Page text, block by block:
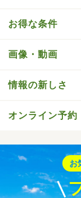
お得な条件
画像・動画
情報の新しさ
オンライン予約
お